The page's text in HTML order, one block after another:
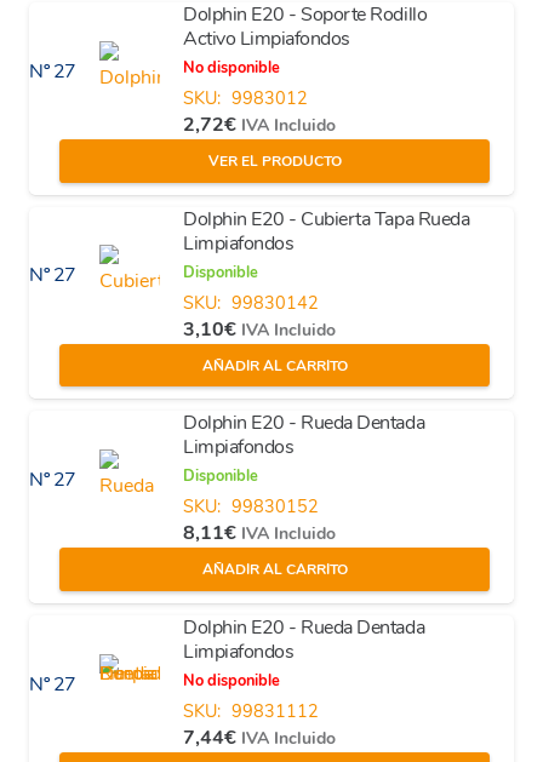
Nº 27
Dolphin E20 - Soporte Rodillo
Activo Limpiafondos
No disponible
SKU: 9983012
2,72€ IVA Incluido
VER EL PRODUCTO
Nº 27
Dolphin E20 - Cubierta Tapa Rueda
Limpiafondos
Disponible
SKU: 99830142
3,10€ IVA Incluido
AÑADIR AL CARRITO
Nº 27
Dolphin E20 - Rueda Dentada
Limpiafondos
Disponible
SKU: 99830152
8,11€ IVA Incluido
AÑADIR AL CARRITO
Nº 27
Dolphin E20 - Rueda Dentada
Limpiafondos
No disponible
SKU: 99831112
7,44€ IVA Incluido